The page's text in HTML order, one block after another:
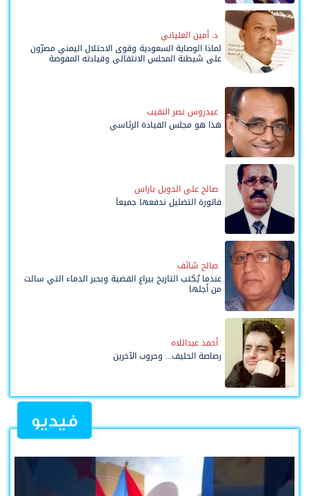
د. أمين العلياني
لماذا الوصاية السعودية وقوى الاحتلال اليمني مصرّون
على شيطنة المجلس الانتقالي وقيادته المفوضة
عيدروس نصر النقيب
هذا هو مجلس القيادة الرئاسي
صالح علي الدويل باراس
فاتورة التضليل ندفعها جميعاً
صالح شائف
عندما يُكتب التاريخ بيراع القضية وبحبر الدماء التي سالت
من أجلها
أحمد عبداللاه
رصاصة الحليف... وحروب الآخرين
فيديو